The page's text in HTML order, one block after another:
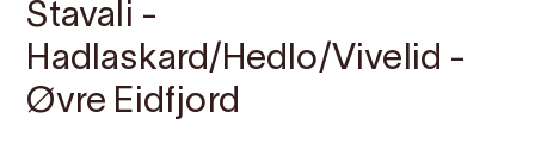
Stavali -
Hadlaskard/Hedlo/Vivelid -
Øvre Eidfjord